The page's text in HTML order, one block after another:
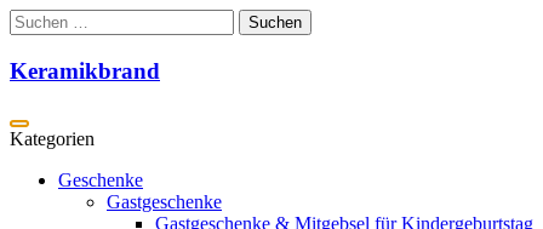
Zum
Inhalt
springen
Suchen
nach:
Keramikbrand
Geschenke
Gastgeschenke
Gastgeschenke & Mitgebsel für Kindergeburtstag